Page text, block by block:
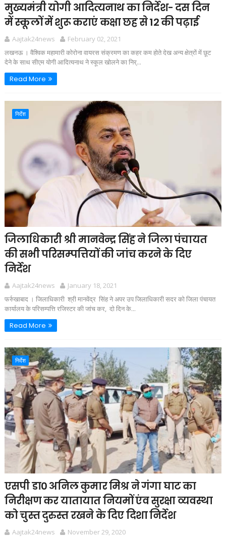
मुख्यमंत्री योगी आदित्यनाथ का निर्देश- दस दिन
में स्कूलों में शुरू कराएं कक्षा छह से 12 की पढ़ाई
Aajtak24news
February 02, 2021
लखनऊ । वैश्विक महामारी कोरोना वायरस संक्रमण का कहर कम होते देख अन्य क्षेत्रों में छूट
देने के साथ सीएम योगी आदित्यनाथ ने स्कूल खोलने का निर्...
Read More
निर्देश
जिलाधिकारी श्री मानवेन्द्र सिंह ने जिला पंचायत
की सभी परिसम्पत्तियों की जांच करने के दिए
निर्देश
Aajtak24news
January 18, 2021
फर्रुखाबाद । जिलाधिकारी श्री मानवेंद्र सिंह ने अपर उप जिलाधिकारी सदर को जिला पंचायत
कार्यालय के परिसम्पत्ति रजिस्टर की जांच कर, दो दिन के...
Read More
निर्देश
एसपी डा0 अनिल कुमार मिश्र ने गंगा घाट का
निरीक्षण कर यातायात नियमों एंव सुरक्षा व्यवस्था
को चुस्त दुरुस्त रखने के दिए दिशा निर्देश
Aajtak24news November 29, 2020